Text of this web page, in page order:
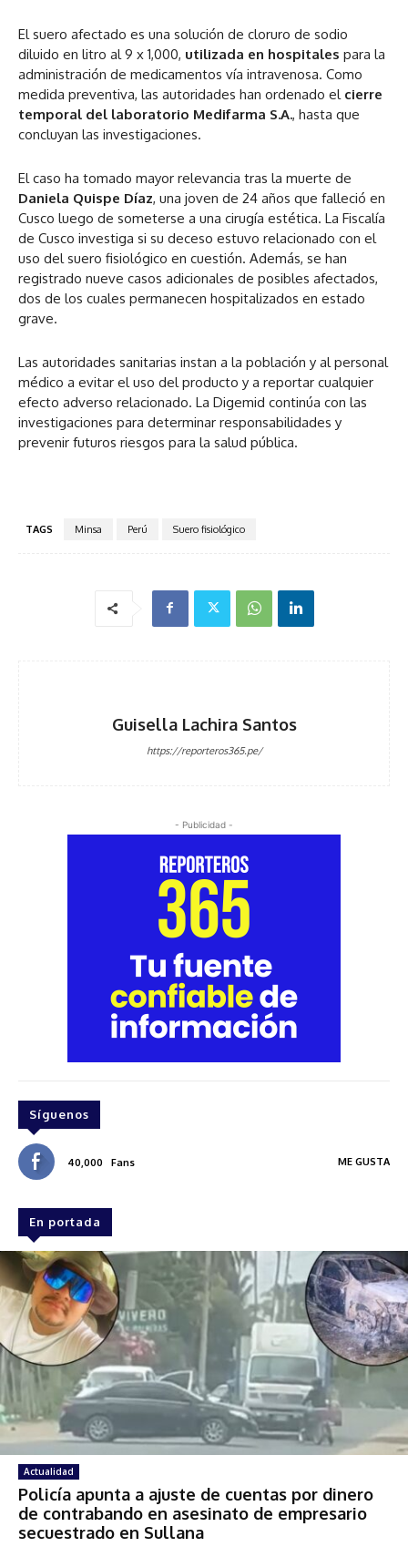
El suero afectado es una solución de cloruro de sodio
diluido en litro al 9 x 1,000, utilizada en hospitales para la
administración de medicamentos vía intravenosa. Como
medida preventiva, las autoridades han ordenado el cierre
temporal del laboratorio Medifarma S.A., hasta que
concluyan las investigaciones.
El caso ha tomado mayor relevancia tras la muerte de
Daniela Quispe Díaz, una joven de 24 años que falleció en
Cusco luego de someterse a una cirugía estética. La Fiscalía
de Cusco investiga si su deceso estuvo relacionado con el
uso del suero fisiológico en cuestión. Además, se han
registrado nueve casos adicionales de posibles afectados,
dos de los cuales permanecen hospitalizados en estado
grave.
Las autoridades sanitarias instan a la población y al personal
médico a evitar el uso del producto y a reportar cualquier
efecto adverso relacionado. La Digemid continúa con las
investigaciones para determinar responsabilidades y
prevenir futuros riesgos para la salud pública.
TAGS Minsa Perú Suero fisiológico
Guisella Lachira Santos
https://reporteros365.pe/
- Publicidad -
Síguenos
40,000 Fans ME GUSTA
En portada
Actualidad
Policía apunta a ajuste de cuentas por dinero
de contrabando en asesinato de empresario
secuestrado en Sullana